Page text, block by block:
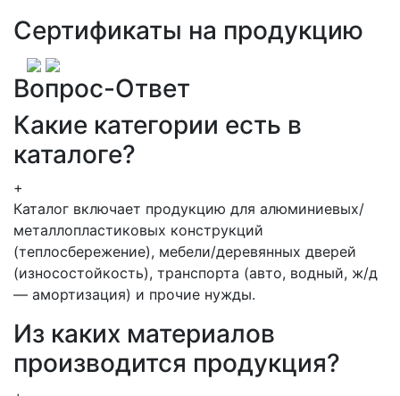
Сертификаты на продукцию
Вопрос-Ответ
Какие категории есть в
каталоге?
+
Каталог включает продукцию для алюминиевых/
металлопластиковых конструкций
(теплосбережение), мебели/деревянных дверей
(износостойкость), транспорта (авто, водный, ж/д
— амортизация) и прочие нужды.
Из каких материалов
производится продукция?